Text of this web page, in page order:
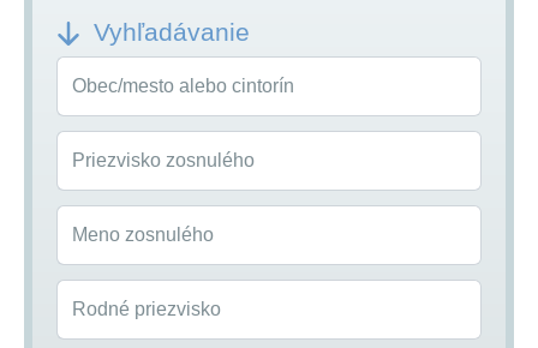
Vyhľadávanie
Obec/mesto alebo cintorín
Priezvisko zosnulého
Meno zosnulého
Rodné priezvisko